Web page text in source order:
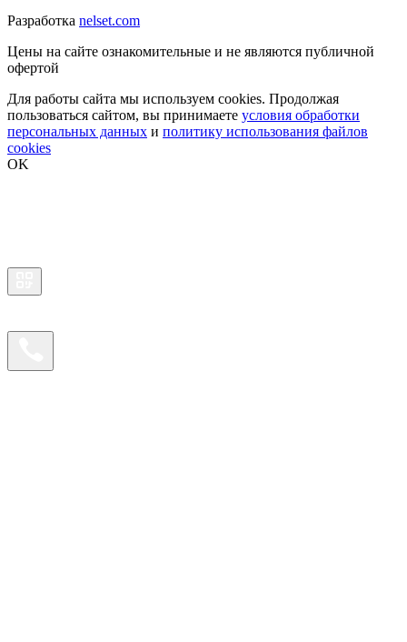
Разработка nelset.com
Цены на сайте ознакомительные и не являются публичной
офертой
Для работы сайта мы используем cookies. Продолжая
пользоваться сайтом, вы принимаете условия обработки
персональных данных и политику использования файлов
cookies
OK